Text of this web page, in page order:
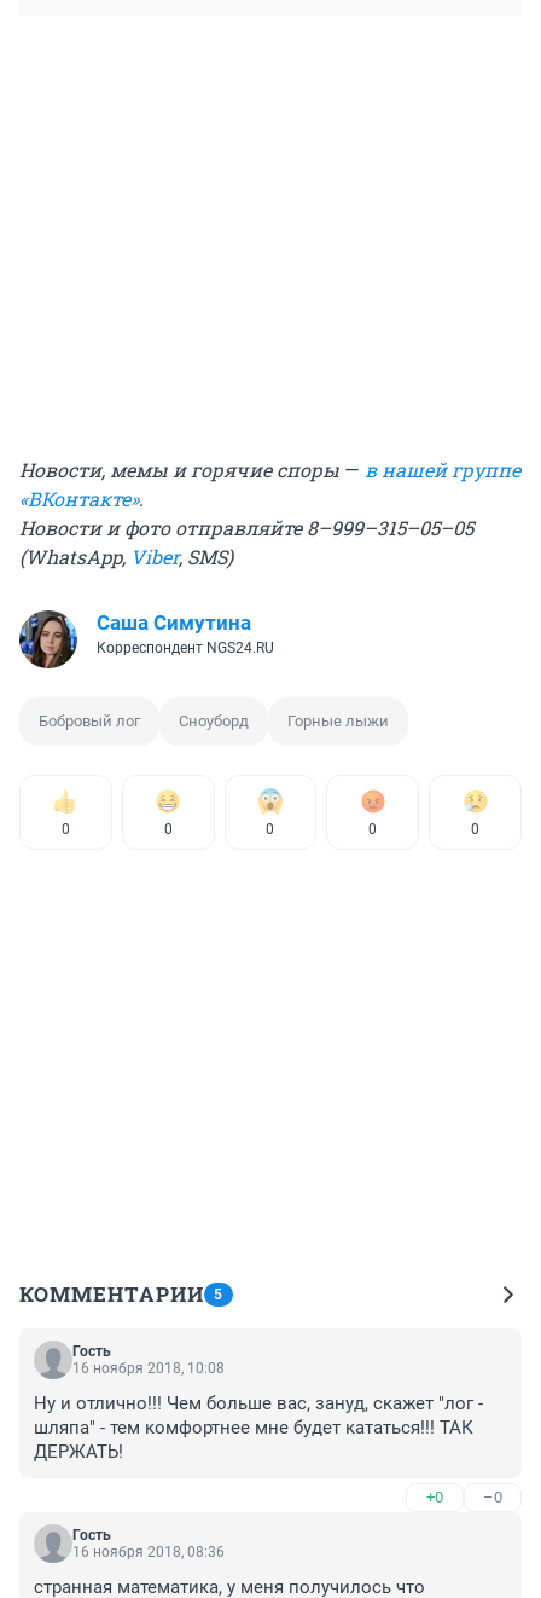
Новости, мемы и горячие споры — в нашей группе
«ВКонтакте».
Новости и фото отправляйте 8–999–315–05–05
(WhatsApp, Viber, SMS)
Саша Симутина
Корреспондент NGS24.RU
Бобровый лог Сноуборд Горные лыжи
0 0 0 0 0
КОММЕНТАРИИ 5
Гость
16 ноября 2018, 10:08
Ну и отлично!!! Чем больше вас, зануд, скажет "лог -
шляпа" - тем комфортнее мне будет кататься!!! ТАК
ДЕРЖАТЬ!
+0 –0
Гость
16 ноября 2018, 08:36
странная математика, у меня получилось что